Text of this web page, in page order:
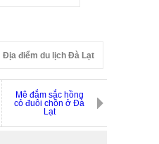
Địa điểm du lịch Đà Lạt
Mê đắm sắc hồng
cỏ đuôi chồn ở Đà
Lạt